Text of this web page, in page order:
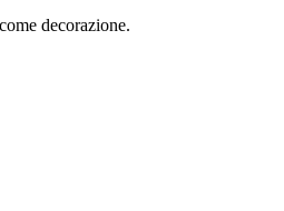
decorazione.